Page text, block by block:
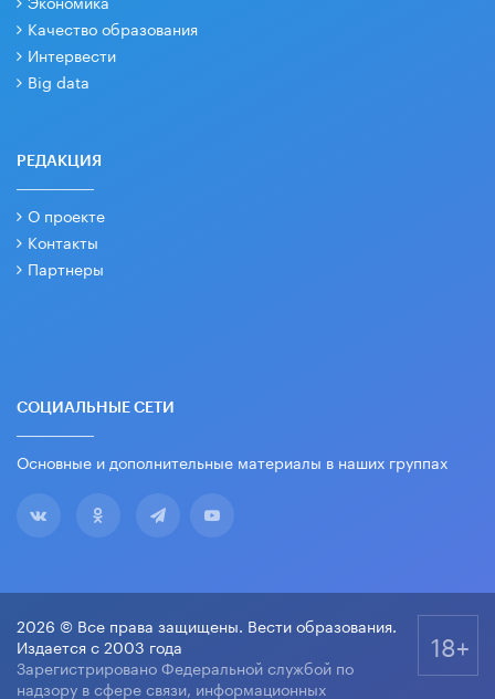
Качество образования
Интервести
Big data
РЕДАКЦИЯ
О проекте
Контакты
Партнеры
СОЦИАЛЬНЫЕ СЕТИ
Основные и дополнительные материалы в наших группах
2026 © Все права защищены. Вести образования.
Издается с 2003 года
Зарегистрировано Федеральной службой по
надзору в сфере связи, информационных
18+